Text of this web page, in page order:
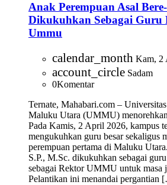
Anak Perempuan Asal
Dikukuhkan Sebagai Guru
Ummu
calendar_month Kam, 2
account_circle Sadam
0Komentar
Ternate, Mahabari.com –
Maluku Utara (UMMU)
Pada Kamis, 2 April 2026, kampus
mengukuhkan guru besar sekaligus
perempuan pertama di Maluku
S.P., M.Sc. dikukuhkan sebagai
sebagai Rektor UMMU untuk masa
Pelantikan ini menandai pergantian